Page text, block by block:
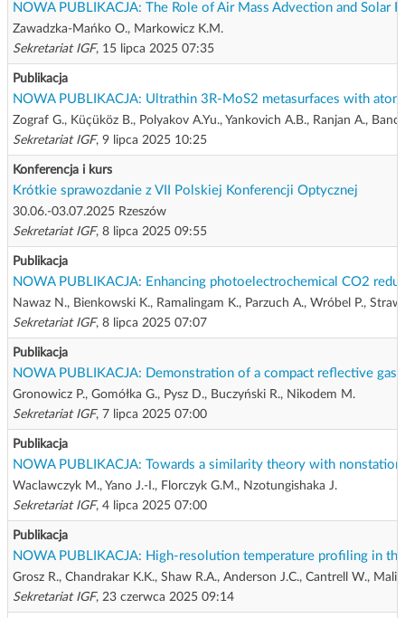
NOWA PUBLIKACJA: The Role of Air Mass Advection and Solar
Zawadzka-Mańko O., Markowicz K.M.
Sekretariat IGF, 15 lipca 2025 07:35
Publikacja
NOWA PUBLIKACJA: Ultrathin 3R-MoS2 metasurfaces with
Zograf G., Küçüköz B., Polyakov A.Yu., Yankovich A.B., Ranjan A.,
Sekretariat IGF, 9 lipca 2025 10:25
Konferencja i kurs
Krótkie sprawozdanie z VII Polskiej Konferencji Optycznej
30.06.-03.07.2025 Rzeszów
Sekretariat IGF, 8 lipca 2025 09:55
Publikacja
NOWA PUBLIKACJA: Enhancing photoelectrochemical CO2
Nawaz N., Bienkowski K., Ramalingam K., Parzuch A., Wróbel P.,
Sekretariat IGF, 8 lipca 2025 07:07
Publikacja
NOWA PUBLIKACJA: Demonstration of a compact reflective
Gronowicz P., Gomółka G., Pysz D., Buczyński R., Nikodem M.
Sekretariat IGF, 7 lipca 2025 07:00
Publikacja
NOWA PUBLIKACJA: Towards a similarity theory with
Waclawczyk M., Yano J.-I., Florczyk G.M., Nzotungishaka J.
Sekretariat IGF, 4 lipca 2025 07:00
Publikacja
NOWA PUBLIKACJA: High-resolution temperature profiling in
Grosz R., Chandrakar K.K., Shaw R.A., Anderson J.C., Cantrell W.,
Sekretariat IGF, 23 czerwca 2025 09:14